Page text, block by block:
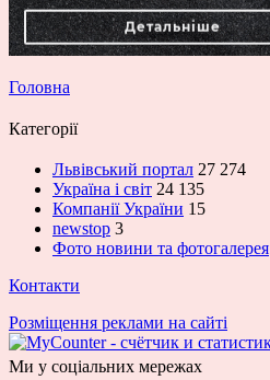
Головна
Категорії
Львівський портал 27 274
Україна і світ 24 135
Компанії України 15
newstop 3
Фото новини та фотогалерея
Контакти
Розміщення реклами на сайті
Ми у соціальних мережах